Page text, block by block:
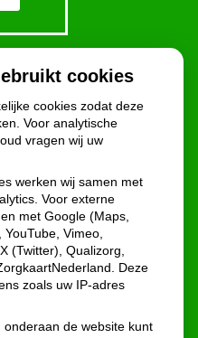
gegeven voor
nodig is om dit te
wijzigen
cookies
cookies zodat deze
Voor analytische
vragen wij uw
werken wij samen met
Voor externe
met Google (Maps,
Vimeo,
(Twitter), Qualizorg,
Deze
zoals uw IP-adres
de website kunt